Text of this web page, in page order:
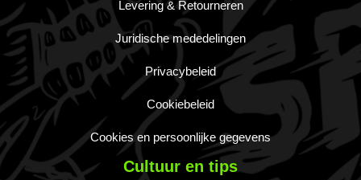
Levering & Retourneren
Juridische mededelingen
Privacybeleid
Cookiebeleid
Cookies en persoonlijke gegevens
Cultuur en tips